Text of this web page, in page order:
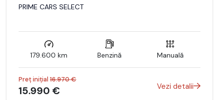
PRIME CARS SELECT
179.600 km Benzină Manuală
Preț inițial 16.970 €
15.990 € Vezi detalii